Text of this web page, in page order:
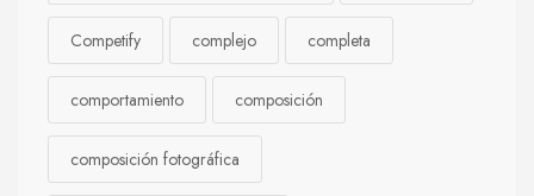
Competify complejo completa
comportamiento composición
composición fotográfica